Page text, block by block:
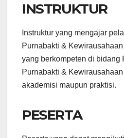
INSTRUKTUR
Instruktur yang mengajar
Purnabakti &
yang berkompeten di bidang
Purnabakti &
akademisi maupun praktisi.
PESERTA